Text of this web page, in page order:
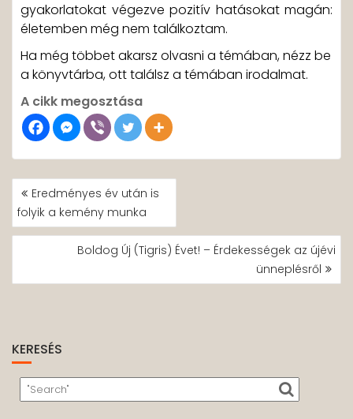
gyakorlatokat végezve pozitív hatásokat magán:
életemben még nem találkoztam.
Ha még többet akarsz olvasni a témában, nézz be
a könyvtárba, ott találsz a témában irodalmat.
A cikk megosztása
BEJEGYZÉS
NAVIGÁCIÓ
Eredményes év után is
folyik a kemény munka
Boldog Új (Tigris) Évet! – Érdekességek az újévi
ünneplésről
KERESÉS